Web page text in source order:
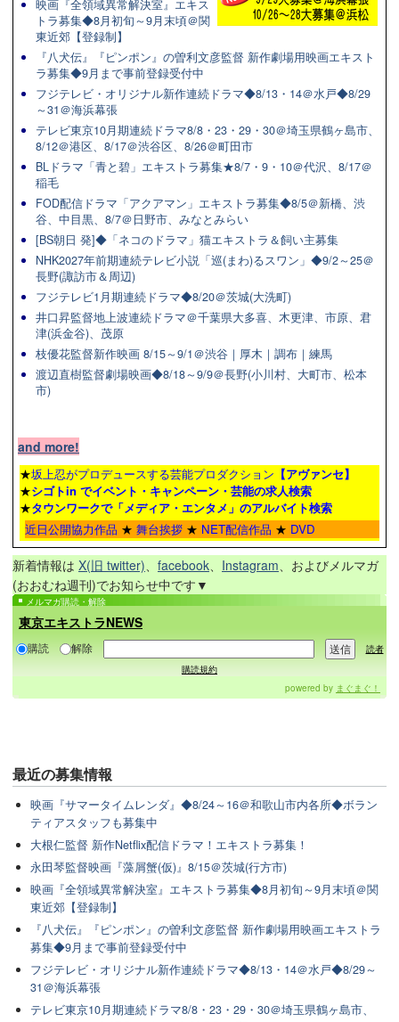
映画『全領域異常解決室』エキス
トラ募集◆8月初旬～9月末頃＠関
東近郊【登録制】
『八犬伝』『ピンポン』の曽利文彦監督 新作劇場用映画エキスト
ラ募集◆9月まで事前登録受付中
フジテレビ・オリジナル新作連続ドラマ◆8/13・14＠水戸◆8/29
～31＠海浜幕張
テレビ東京10月期連続ドラマ8/8・23・29・30＠埼玉県鶴ヶ島市、
8/12＠港区、8/17＠渋谷区、8/26＠町田市
BLドラマ「青と碧」エキストラ募集★8/7・9・10＠代沢、8/17＠
稲毛
FOD配信ドラマ「アクアマン」エキストラ募集◆8/5＠新橋、渋
谷、中目黒、8/7＠日野市、みなとみらい
[BS朝日 発]◆「ネコのドラマ」猫エキストラ＆飼い主募集
NHK2027年前期連続テレビ小説「巡(まわ)るスワン」◆9/2～25＠
長野(諏訪市＆周辺)
フジテレビ1月期連続ドラマ◆8/20＠茨城(大洗町)
井口昇監督地上波連続ドラマ＠千葉県大多喜、木更津、市原、君
津(浜金谷)、茂原
枝優花監督新作映画 8/15～9/1＠渋谷｜厚木｜調布｜練馬
渡辺直樹監督劇場映画◆8/18～9/9＠長野(小川村、大町市、松本
市)
and more!
★坂上忍がプロデュースする芸能プロダクション 【アヴァンセ】
★シゴトin でイベント・キャンペーン・芸能の求人検索
★タウンワークで「メディア・エンタメ」のアルバイト検索
近日公開協力作品 ★ 舞台挨拶 ★ NET配信作品 ★ DVD
新着情報は X(旧 twitter) facebook Instagram 、およびメルマガ
(おおむね週刊)でお知らせ中です▼
メルマガ購読・解除
東京エキストラNEWS
購読 解除
読者
購読規約
powered by まぐまぐ！
最近の募集情報
映画『サマータイムレンダ』◆8/24～16＠和歌山市内各所◆ボラン
ティアスタッフも募集中
大根仁監督 新作Netflix配信ドラマ！エキストラ募集！
永田琴監督映画『藻屑蟹(仮)』8/15＠茨城(行方市)
映画『全領域異常解決室』エキストラ募集◆8月初旬～9月末頃＠関
東近郊【登録制】
『八犬伝』『ピンポン』の曽利文彦監督 新作劇場用映画エキストラ
募集◆9月まで事前登録受付中
フジテレビ・オリジナル新作連続ドラマ◆8/13・14＠水戸◆8/29～
31＠海浜幕張
テレビ東京10月期連続ドラマ8/8・23・29・30＠埼玉県鶴ヶ島市、